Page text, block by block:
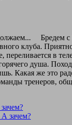
Бредем
клуба.
переливается в
душа.
Какая же это
тренеров,